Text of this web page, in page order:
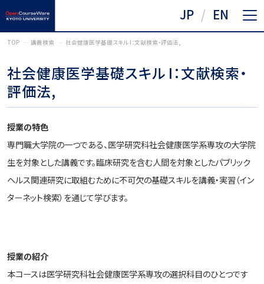
JP EN
TOP 講義検索 社会健康医学基礎スキル I：文献検索・評価法,
社会健康医学基礎スキル I：文献検索・
評価法,
授業の特色
専門職大学院の一つである、医学研究科社会健康医学系専攻の大学院
生を対象とした講義です。臨床研究を含む人間を対象としたパブリック
ヘルス関連研究に取組むために不可欠の基礎スキルを講義・実習（イン
ターネット検索）を通じて学びます。
授業の紹介
本コースは医学研究科社会健康医学系専攻の選択科目のひとつです